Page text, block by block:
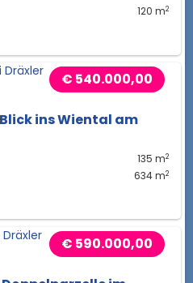
120 m2
€ 540.000,00
ins Wiental am
135 m2
634 m2
€ 590.000,00